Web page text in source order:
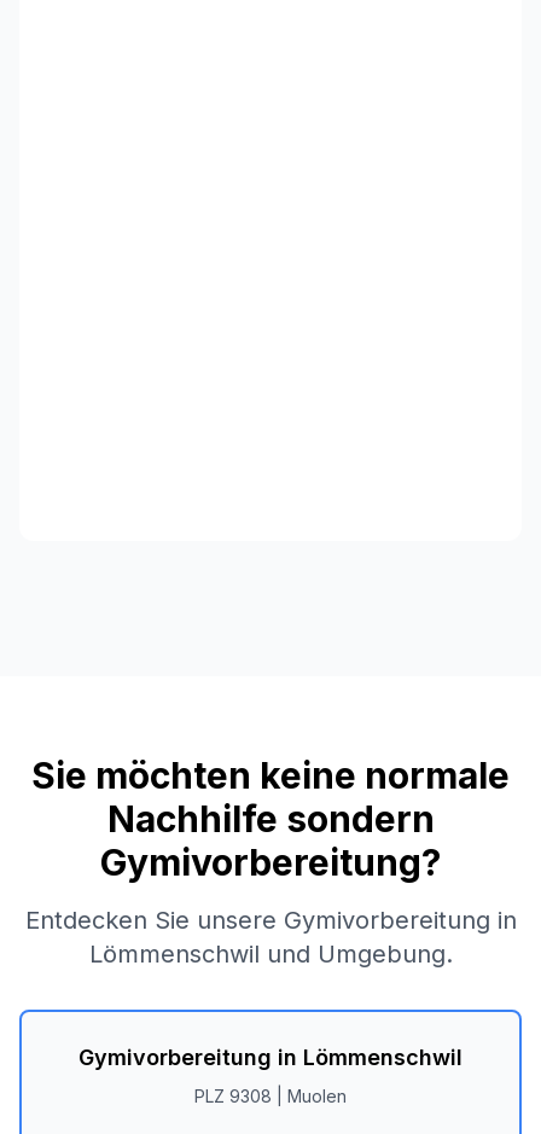
Sie möchten keine normale
Nachhilfe sondern
Gymivorbereitung?
Entdecken Sie unsere Gymivorbereitung in
Lömmenschwil und Umgebung.
Gymivorbereitung in Lömmenschwil
PLZ 9308 Muolen